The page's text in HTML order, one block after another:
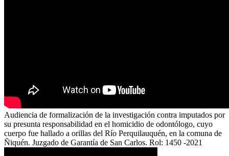
Audiencia de formalización de la investigación contra imputados por
su presunta responsabilidad en el homicidio de odontólogo, cuyo
cuerpo fue hallado a orillas del Río Perquilauquén, en la comuna de
Ñiquén. Juzgado de Garantía de San Carlos. Rol: 1450 -2021